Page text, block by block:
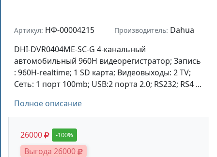
Артикул: НФ-00004215 Производитель: Dahua
DHI-DVR0404ME-SC-G 4-канальный
автомобильный 960H видеорегистратор; Запись
: 960H-realtime; 1 SD карта; Видеовыходы: 2 TV;
Сеть: 1 порт 100mb; USB:2 порта 2.0; RS232; RS4 ...
Полное описание
26000 -100%
Выгода 26000